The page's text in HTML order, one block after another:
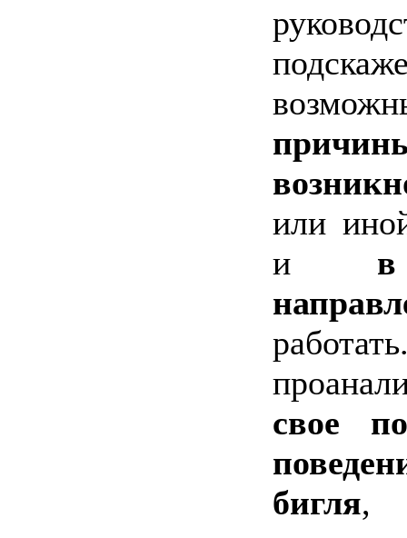
или
и
свое
бигля,